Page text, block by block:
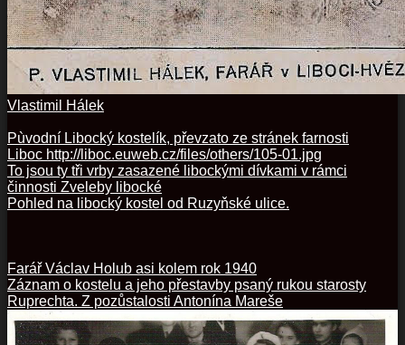
Vlastimil Hálek
Pùvodní Libocký kostelík, převzato ze stránek farnosti
Liboc http://liboc.euweb.cz/files/others/105-01.jpg
To jsou ty tři vrby zasazené libockými dívkami v rámci
činnosti Zveleby libocké
Pohled na libocký kostel od Ruzyňské ulice.
Farář Václav Holub asi kolem rok 1940
Záznam o kostelu a jeho přestavby psaný rukou starosty
Ruprechta. Z pozůstalosti Antonína Mareše